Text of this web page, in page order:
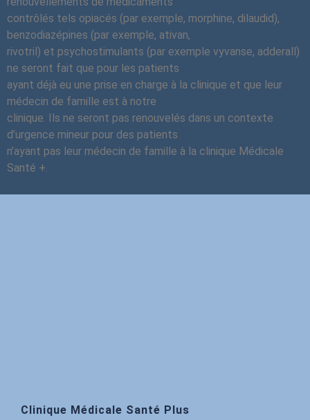
contrôlés tels opiacés (par exemple, morphine, dilaudid),
benzodiazépines (par exemple, ativan,
rivotril) et psychostimulants (par exemple vyvanse, adderall)
ne seront fait que pour les patients
ayant déjà eu une prise en charge à la clinique et que leur
médecin de famille est à notre
clinique. Ils ne seront pas renouvelés dans un contexte
d’urgence mineur pour des patients
n’ayant pas leur médecin de famille à la clinique Médicale
Santé +.
Clinique Médicale Santé Plus